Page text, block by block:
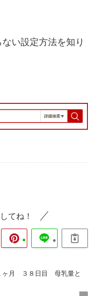
い設定方法を知り
てね！
ヶ月 ３８日目 母乳量と